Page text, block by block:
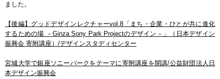
ました。
【後編】グッドデザインレクチャーvol.8「まち・企業・ひとが共に進化
するための場 －Ginza Sony Park Projectのデザイン－」（日本デザイン
振興会 寄附講座）/デザインスタディセンター
宮城大学で銀座ソニーパークをテーマに寄附講座を開講/公益財団法人日
本デザイン振興会